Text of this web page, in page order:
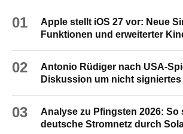
01
Apple stellt iOS 27 vor: Neue
Funktionen und erweiterter
02
Antonio Rüdiger nach USA-
Diskussion um nicht
03
Analyse zu Pfingsten 2026: So
deutsche Stromnetz durch